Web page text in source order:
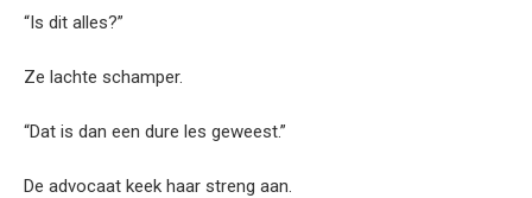
“Is dit alles?”
Ze lachte schamper.
“Dat is dan een dure les geweest.”
De advocaat keek haar streng aan.